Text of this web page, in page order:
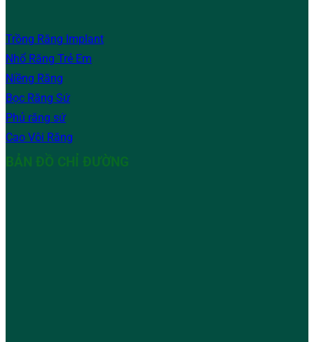
Trồng Răng Implant
Nhổ Răng Trẻ Em
Niềng Răng
Bọc Răng Sứ
Phủ răng sứ
Cao Vôi Răng
BẢN ĐỒ CHỈ ĐƯỜNG